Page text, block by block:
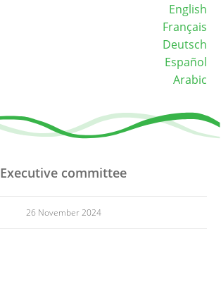
English
Français
Deutsch
Español
Arabic
Executive committee
26 November 2024